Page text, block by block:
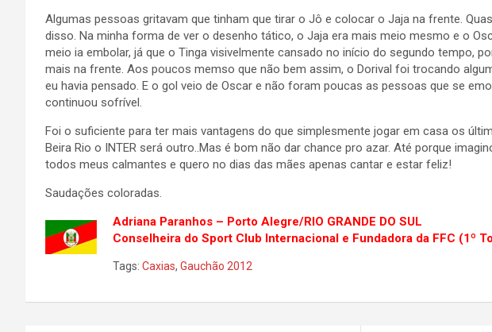
Algumas pessoas gritavam que tinham que tirar o Jô e colocar o Jaja na frente.
disso. Na minha forma de ver o desenho tático, o Jaja era mais meio mesmo e o
meio ia embolar, já que o Tinga visivelmente cansado no início do segundo tempo,
mais na frente. Aos poucos memso que não bem assim, o Dorival foi trocando
eu havia pensado. E o gol veio de Oscar e não foram poucas as pessoas que se
continuou sofrível.
Foi o suficiente para ter mais vantagens do que simplesmente jogar em casa os
Beira Rio o INTER será outro..Mas é bom não dar chance pro azar. Até porque
todos meus calmantes e quero no dias das mães apenas cantar e estar feliz!
Saudações coloradas.
Adriana Paranhos – Porto Alegre/RIO GRANDE DO SUL
Conselheira do Sport Club Internacional e Fundadora da FFC (1º
Tags: Caxias, Gauchão 2012